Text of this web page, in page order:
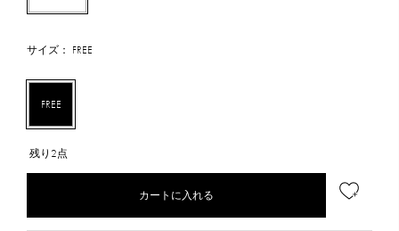
サイズ： FREE
FREE
残り2点
カートに入れる